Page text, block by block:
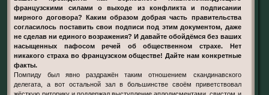
французскими силами о выходе из конфликта и подписании
мирного договора? Каким образом добрая часть правительства
согласилось поставить свои подписи под этим документом, даже
не сделав ни единого возражения? И давайте обойдёмся без ваших
насыщенных пафосом речей об общественном страхе. Нет
никакого страха во французском обществе! Дайте нам конкретные
факты.
Помпиду был явно раздражён таким отношением скандинавского
делегата, а вот остальной зал в большинстве своём приветствовал
жёсткую риторику и поддержал выступление аплодисментами, свистом и